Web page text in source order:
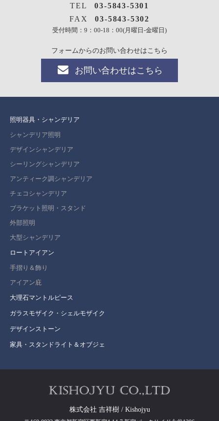
TEL
03-5843-5301
FAX
03-5843-5302
受付時間：9：00-18：00(月曜日-金曜日)
フォームからのお問い合わせはこちら
お問い合わせはこちら
照明器具・シャンデリア
シャンデリア照明
デザインシャンデリア
シーリングシャンデリア
アンティーク調シャンデリア
チェコシャンデリア
ブラケット照明・スタンド
外部照明
大型シャンデリア
ロートアイアン
手摺り＆飾り
アイアン庇
大理石マントルピース
ガラスモザイク・シェルモザイク
デザインストーン
家具・スタンドライト＆オブジェ
株式会社 吉祥樹 / Kishojyu